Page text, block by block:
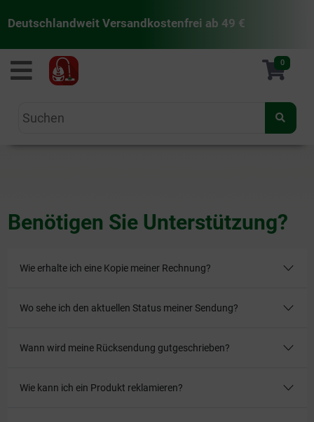
Deutschlandweit Versandkostenfrei ab 49 €
staubsaugermanufaktur 0
Benötigen Sie Unterstützung?
Wie erhalte ich eine Kopie meiner Rechnung?
Wo sehe ich den aktuellen Status meiner Sendung?
Wann wird meine Rücksendung gutgeschrieben?
Wie kann ich ein Produkt reklamieren?